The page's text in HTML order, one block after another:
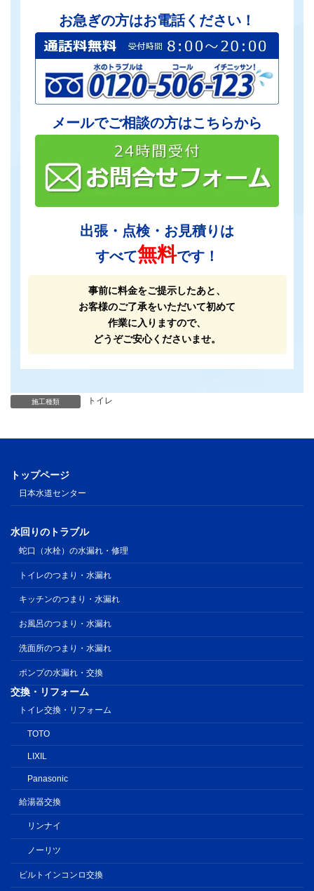
お急ぎの方はお電話ください！
メールでご相談の方はこちらから
出張・点検・お見積りは
すべて無料です！
事前に料金をご提示したあと、
お客様のご了承をいただいて初めて
作業に入りますので、
どうぞご安心くださいませ。
施工種類 トイレ
トップページ
日本水道センター
水回りのトラブル
蛇口（水栓）の水漏れ・修理
トイレのつまり・水漏れ
キッチンのつまり・水漏れ
お風呂のつまり・水漏れ
洗面所のつまり・水漏れ
ポンプの水漏れ・交換
交換・リフォーム
トイレ交換・リフォーム
TOTO
LIXIL
Panasonic
給湯器交換
リンナイ
ノーリツ
ビルトインコンロ交換